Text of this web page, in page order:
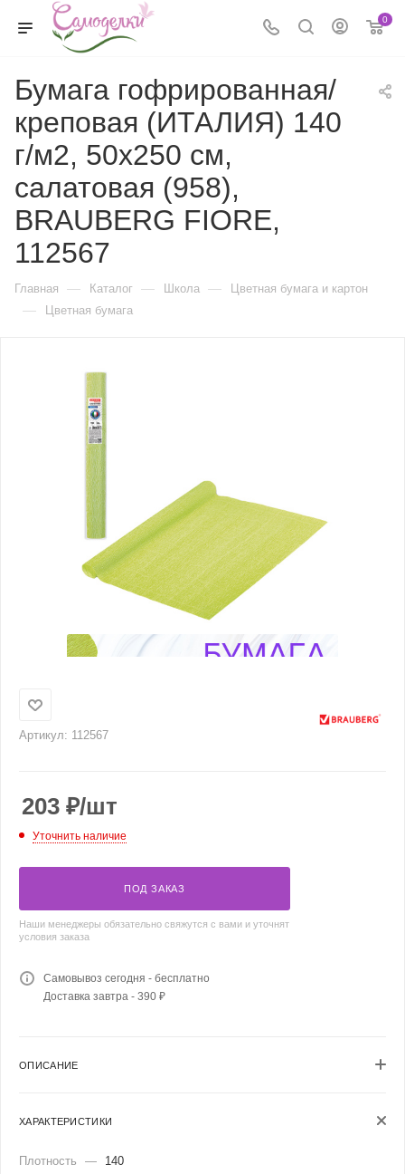
0
Бумага гофрированная/
креповая (ИТАЛИЯ) 140
г/м2, 50х250 см,
салатовая (958),
BRAUBERG FIORE,
112567
Главная — Каталог — Школа — Цветная бумага и картон
— Цветная бумага
Артикул: 112567
203 ₽/шт
Уточнить наличие
ПОД ЗАКАЗ
Наши менеджеры обязательно свяжутся с вами и уточнят
условия заказа
Самовывоз сегодня - бесплатно
Доставка завтра - 390 ₽
ОПИСАНИЕ
ХАРАКТЕРИСТИКИ
Плотность —
140